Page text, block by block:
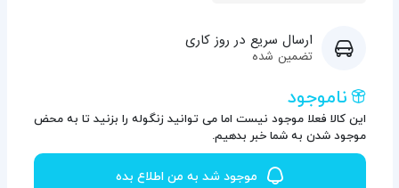
ارسال سریع در روز کاری
تضمین شده
ناموجود
این کالا فعلا موجود نیست اما می توانید زنگوله را بزنید تا به محض
موجود شدن به شما خبر بدهیم.
موجود شد به من اطلاع بده